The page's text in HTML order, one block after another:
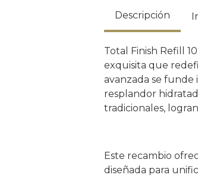
Descripción
Total Finish Refill
exquisita que
avanzada se
resplandor
tradicionales,
Este recambio
diseñada para